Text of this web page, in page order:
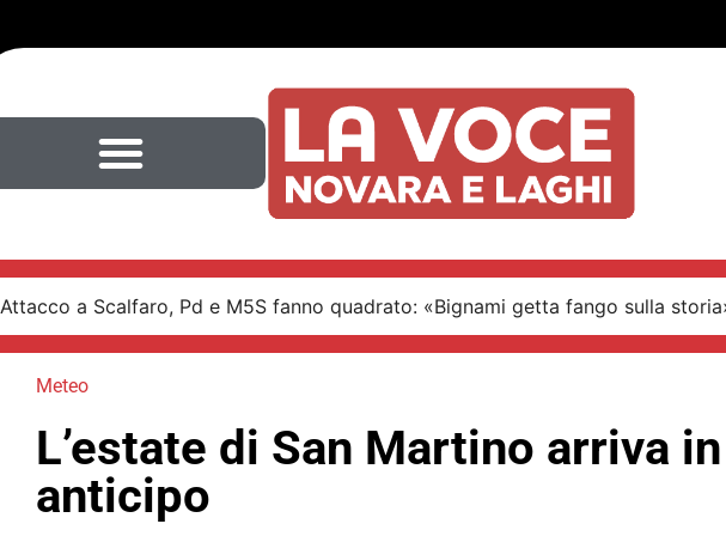
Attacco a Scalfaro, Pd e M5S fanno quadrato: «Bignami getta fango sulla
Meteo
L’estate di San Martino arriva in
anticipo